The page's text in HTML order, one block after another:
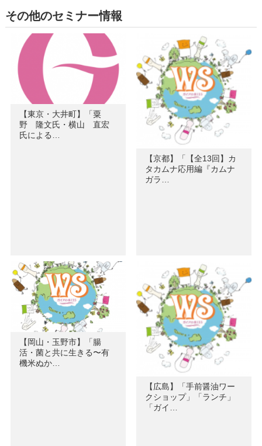
その他のセミナー情報
【東京・大井町】「粟
野 隆文氏・横山 直宏
氏による…
【京都】「【全13回】カ
タカムナ応用編『カムナ
ガラ…
【岡山・玉野市】「腸
活・菌と共に生きる〜有
機米ぬか…
【広島】「手前醤油ワー
クショップ」「ランチ」
「ガイ…